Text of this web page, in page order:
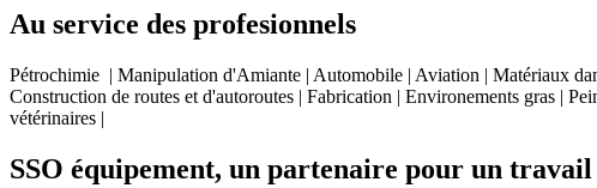
Au service des profesionnels
Pétrochimie | Manipulation d'Amiante | Automobile | Aviation | Matériaux
Construction de routes et d'autoroutes | Fabrication | Environements gras |
vétérinaires |
SSO équipement, un partenaire pour un